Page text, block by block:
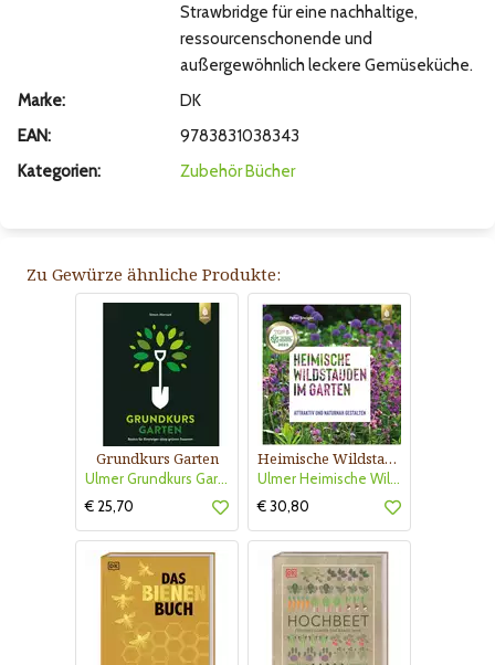
Strawbridge für eine nachhaltige,
ressourcenschonende und
außergewöhnlich leckere Gemüseküche.
Marke:
DK
EAN:
9783831038343
Kategorien:
Zubehör Bücher
Zu Gewürze ähnliche Produkte:
Grundkurs Garten
Ulmer Grundkurs Garten
€ 25,70
Heimische Wildstauden im Garten
Ulmer Heimische Wildstauden im Garten
€ 30,80